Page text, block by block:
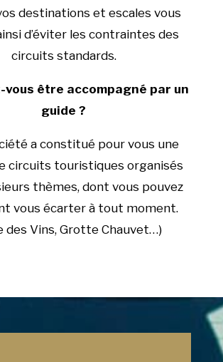
destinations et escales vous
d’éviter les contraintes des
circuits standards.
vous être accompagné par un
guide ?
a constitué pour vous une
circuits touristiques organisés
thèmes, dont vous pouvez
vous écarter à tout moment.
des Vins, Grotte Chauvet…)